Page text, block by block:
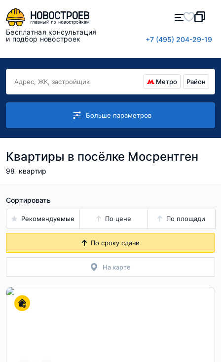
Бесплатная консультация
и подбор новостроек
+7 (495) 204-29-19
Метро Район
Больше параметров
Квартиры в посёлке Мосрентген
98 квартир
Сортировать
Рекомендуемые По цене По площади
По сроку сдачи
На карте